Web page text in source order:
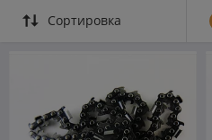
Сортировка